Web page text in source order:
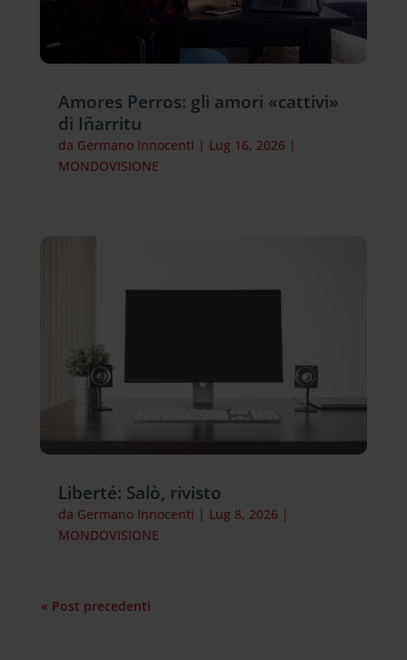
Amores Perros: gli amori «cattivi»
di Iñarritu
da Germano Innocenti | Lug 16, 2026 |
MONDOVISIONE
Liberté: Salò, rivisto
da Germano Innocenti | Lug 8, 2026 |
MONDOVISIONE
« Post precedenti